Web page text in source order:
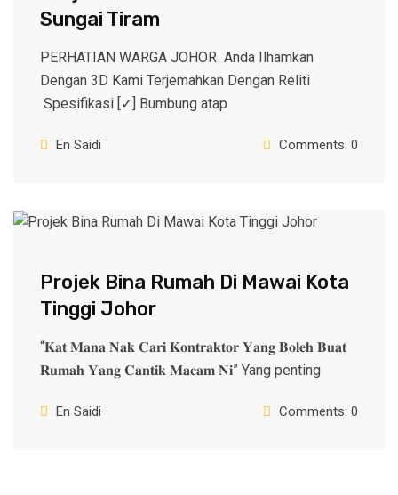
Sungai Tiram
PERHATIAN WARGA JOHOR Anda Ilhamkan
Dengan 3D Kami Terjemahkan Dengan Reliti
Spesifikasi [✓] Bumbung atap
En Saidi Comments: 0
Projek Bina Rumah Di Mawai Kota
Tinggi Johor
“𝐊𝐚𝐭 𝐌𝐚𝐧𝐚 𝐍𝐚𝐤 𝐂𝐚𝐫𝐢 𝐊𝐨𝐧𝐭𝐫𝐚𝐤𝐭𝐨𝐫 𝐘𝐚𝐧𝐠 𝐁𝐨𝐥𝐞𝐡 𝐁𝐮𝐚𝐭
𝐑𝐮𝐦𝐚𝐡 𝐘𝐚𝐧𝐠 𝐂𝐚𝐧𝐭𝐢𝐤 𝐌𝐚𝐜𝐚𝐦 𝐍𝐢” Yang penting
En Saidi Comments: 0